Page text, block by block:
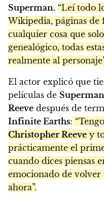
Superman. “Leí todo
Wikipedia, páginas de
cualquier cosa que
genealógico, todas
realmente al
El actor explicó que
películas de Superman
Reeve después de
Infinite Earths:
Christopher Reeve y
prácticamente el
cuando dices piensas
emocionado de
ahora”.